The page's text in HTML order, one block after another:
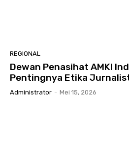
REGIONAL
Dewan Penasihat AMKI
Pentingnya Etika
Administrator - Mei 15, 2026